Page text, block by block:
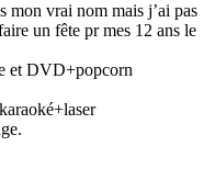
mon vrai nom mais j’ai pas
un fête pr mes 12 ans le
et DVD+popcorn